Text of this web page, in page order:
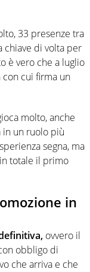
33 presenze tra
chiave di volta per
è vero che a luglio
con cui firma un
molto, anche
un ruolo più
segna, ma
totale il primo
in
ovvero il
obbligo di
che arriva e che